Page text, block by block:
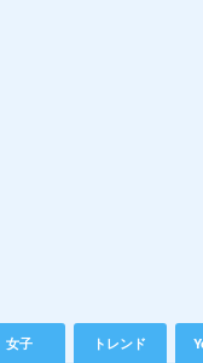
女子 トレンド